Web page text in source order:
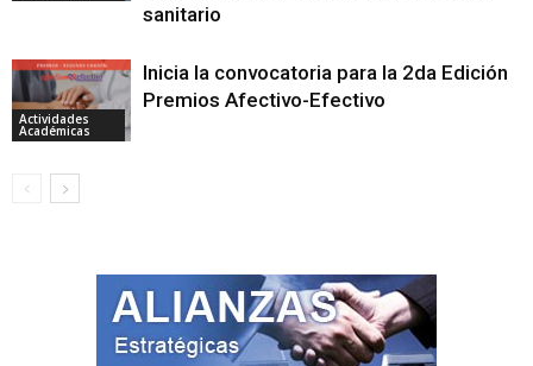
sanitario
Actividades
Académicas
Inicia la convocatoria para la 2da Edición
Premios Afectivo-Efectivo